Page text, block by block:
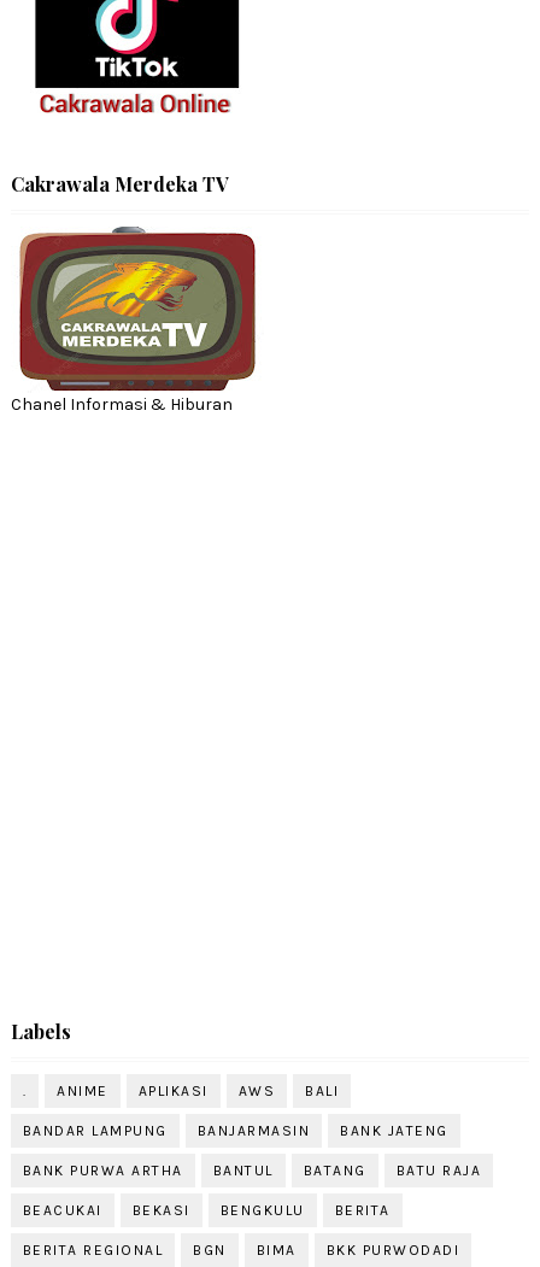
Cakrawala Merdeka TV
Chanel Informasi & Hiburan
Labels
ANIME APLIKASI AWS BALI
BANDAR LAMPUNG BANJARMASIN BANK JATENG
BANK PURWA ARTHA BANTUL BATANG BATU RAJA
BEACUKAI BEKASI BENGKULU BERITA
BERITA REGIONAL BGN BIMA BKK PURWODADI